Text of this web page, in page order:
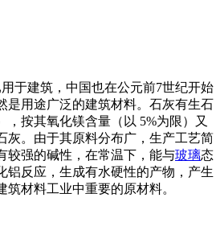
于建筑，中国也在公元前7世纪开始
是用途广泛的建筑材料。石灰有生石
，按其氧化镁含量（以 5%为限）又
灰。由于其原料分布广，生产工艺简
较强的碱性，在常温下，能与玻璃态
铝反应，生成有水硬性的产物，产生
材料工业中重要的原材料。